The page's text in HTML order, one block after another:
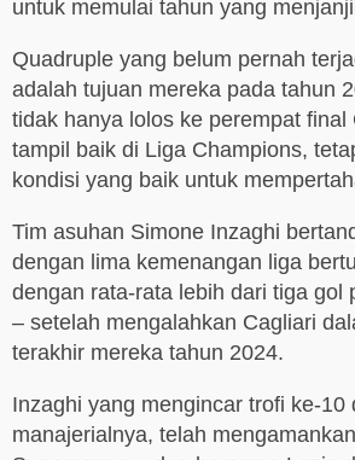
untuk memulai tahun yang
Quadruple yang belum pernah
adalah tujuan mereka pada tahun
tidak hanya lolos ke perempat final
tampil baik di Liga Champions,
kondisi yang baik untuk
Tim asuhan Simone Inzaghi
dengan lima kemenangan liga
dengan rata-rata lebih dari tiga gol
– setelah mengalahkan Cagliari
terakhir mereka tahun 2024.
Inzaghi yang mengincar trofi ke-10
manajerialnya, telah